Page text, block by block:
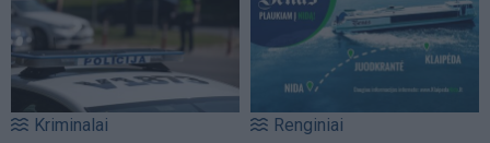
Kriminalai Renginiai